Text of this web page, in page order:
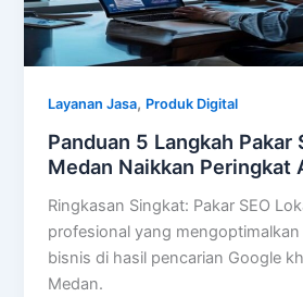
Layanan Jasa, Produk Digital
Panduan 5 Langkah Pakar
Medan Naikkan Peringkat
Ringkasan Singkat: Pakar SEO
profesional yang
bisnis di hasil pencarian Google
Medan.